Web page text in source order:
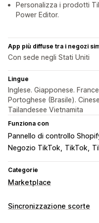
Personalizza i prodotti
Power Editor.
App più diffuse tra i negozi
Con sede negli Stati Uniti
Lingue
Inglese. Giapponese.
Portoghese (Brasile).
Tailandesee Vietnamita
Funziona con
Pannello di controllo
Negozio TikTok TikTok
Categorie
Marketplace
Gestione delle inserzioni
Sincronizzazione scorte